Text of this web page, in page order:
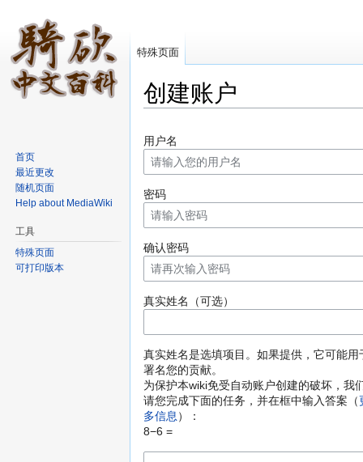
创建账户
用户名
密码
确认密码
真实姓名（可选）
真实姓名是选填项目。如果提供，它可能用
署名您的贡献。
为保护本wiki免受自动账户创建的破坏，我
请您完成下面的任务，并在框中输入答案（
多信息）：
8−6 =
特殊页面
首页
最近更改
随机页面
Help about MediaWiki
工具
特殊页面
可打印版本